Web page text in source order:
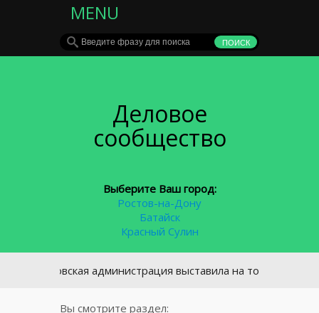
MENU
Деловое
сообщество
Выберите Ваш город:
Ростов-на-Дону
Батайск
Красный Сулин
администрация выставила на торги участок под
Вы смотрите раздел: